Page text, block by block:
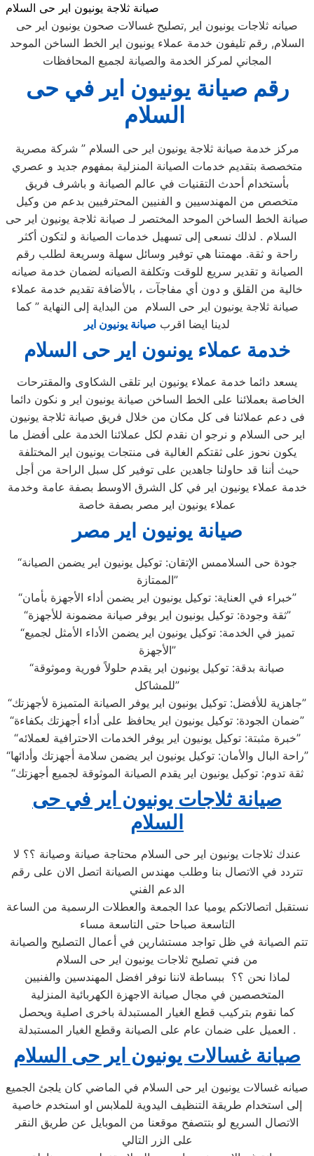
صيانة ثلاجة يونيون اير حى السلام
صيانه ثلاجات يونيون اير ,تصليح غسالات صحون يونيون اير حى
السلام, رقم تليفون خدمة عملاء يونيون اير الخط الساخن الموحد
المجاني لمركز الخدمة والصيانة لجميع المحافظات
رقم صيانة يونيون اير في حى
مركز خدمة صيانة ثلاجة يونيون اير حى السلام ” شركة مصرية
متخصصة بتقديم خدمات الصيانة المنزلية بمفهوم جديد و عصري
بأستخدام أحدث التقنيات في عالم الصيانة و باشرف فريق
متخصص من المهندسيين و الفنيين المحترفيين بدعم من وكيل
صيانة الخط الساخن الموحد المختصر لـ صيانة ثلاجة يونيون اير حى
السلام . لذلك نسعى إلى تسهيل خدمات الصيانة و لتكون أكثر
راحة و ثقة. مهمتنا هي توفير وسائل سهلة وسريعة لطلب رقم
الصيانة و تقدير سريع للوقت وتكلفة الصيانه لضمان خدمة صيانه
خالية من القلق و دون أي مفاجآت ، بالأضافة تقديم خدمة عملاء
صيانة ثلاجة يونيون اير حى السلام من البداية إلى النهاية ” كما
لدينا ايضا اقرب صيانة يونيون اير
خدمة عملاء يونىون اير حى السلام
يسعد دائما خدمة عملاء يونيون اير تلقى الشكاوى والمقترحات
الخاصة بعملائنا على الخط الساخن صيانة يونيون اير و نكون دائما
فى دعم عملائنا فى كل مكان من خلال فريق صيانة ثلاجة يونيون
اير حى السلام و نرجو ان نقدم لكل عملائنا الخدمة على أفضل ما
يكون نحوز على ثقتكم الغالية فى منتجات يونيون اير المختلفة
حيث أننا قد حاولنا جاهدين على توفير كل سبل الراحة من أجل
خدمة عملاء يونيون اير في كل الشرق الاوسط بصفة عامة وخدمة
عملاء يونيون اير مصر بصفة خاصة
صيانة يونيون اير مصر
“جودة حى السلاممس الإتقان: توكيل يونيون اير يضمن الصيانة
الممتازة”
“خبراء في العناية: توكيل يونيون اير يضمن أداء الأجهزة بأمان”
“ثقة وجودة: توكيل يونيون اير يوفر صيانة مضمونة للأجهزة”
“تميز في الخدمة: توكيل يونيون اير يضمن الأداء الأمثل لجميع
الأجهزة”
“صيانة بدقة: توكيل يونيون اير يقدم حلولاً فورية وموثوقة
للمشاكل”
“جاهزية للأفضل: توكيل يونيون اير يوفر الصيانة المتميزة لأجهزتك”
“ضمان الجودة: توكيل يونيون اير يحافظ على أداء أجهزتك بكفاءة”
“خبرة مثبتة: توكيل يونيون اير يوفر الخدمات الاحترافية لعملائه”
“راحة البال والأمان: توكيل يونيون اير يضمن سلامة أجهزتك وأدائها”
“ثقة تدوم: توكيل يونيون اير يقدم الصيانة الموثوقة لجميع أجهزتك
صيانة ثلاجات يونيون اير في حى
السلام
عندك ثلاجات يونيون اير حى السلام محتاجة صيانة وصيانة ؟؟ لا
تتردد في الاتصال بنا وطلب مهندس الصيانة اتصل الان على رقم
الدعم الفني
نستقبل اتصالاتكم يوميا عدا الجمعة والعطلات الرسمية من الساعة
التاسعة صباحا حتى التاسعة مساء
من فني تصليح ثلاجات يونيون اير حى السلام
لماذا نحن ؟؟ ببساطة لاننا نوفر افضل المهندسين والفنيين
المتخصصين في مجال صيانة الاجهزة الكهربائية المنزلية
كما نقوم بتركيب قطع الغيار المستبدلة باخرى اصلية ويحصل
العميل على ضمان عام على الصيانة وقطع الغيار المستبدلة .
صيانة غسالات يونيون اير حى السلام
صيانه غسالات يونيون اير حى السلام في الماضي كان يلجئ الجميع
إلى استخدام طريقة التنظيف اليدوية للملابس او استخدم خاصية
الاتصال السريع لو بتتصفح موقعنا من الموبايل عن طريق النقر
على الزر التالي